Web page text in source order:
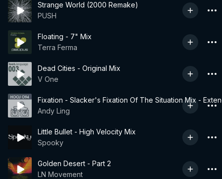
Strange World (2000 Remake)
PUSH
Floating - 7" Mix
Terra Ferma
Dead Cities - Original Mix
V One
Fixation - Slacker's Fixation Of The Situation Mix -
Andy Ling
Little Bullet - High Velocity Mix
Spooky
Golden Desert - Part 2
LN Movement